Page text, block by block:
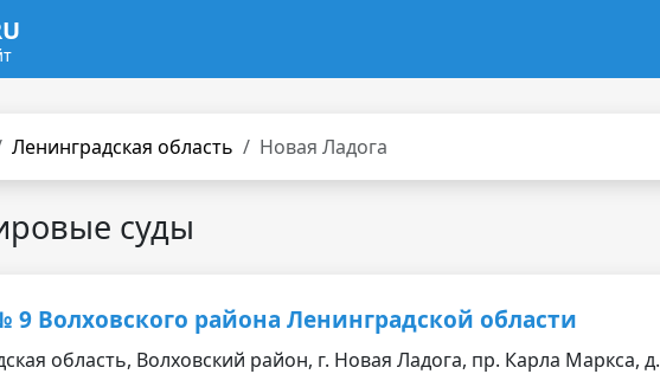
Ленинградская область Новая Ладога
суды
9 Волховского района Ленинградской области
область, Волховский район, г. Новая Ладога, пр. Карла Маркса, д.